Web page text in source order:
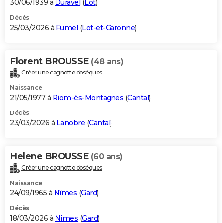
30/06/1939 à Duravel (Lot)
Décès
25/03/2026 à Fumel (Lot-et-Garonne)
Florent BROUSSE (48 ans)
Créer une cagnotte obsèques
Naissance
21/05/1977 à Riom-ès-Montagnes (Cantal)
Décès
23/03/2026 à Lanobre (Cantal)
Helene BROUSSE (60 ans)
Créer une cagnotte obsèques
Naissance
24/09/1965 à Nîmes (Gard)
Décès
18/03/2026 à Nîmes (Gard)